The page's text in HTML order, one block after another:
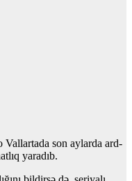
Vallartada son aylarda ard-
yaradıb.